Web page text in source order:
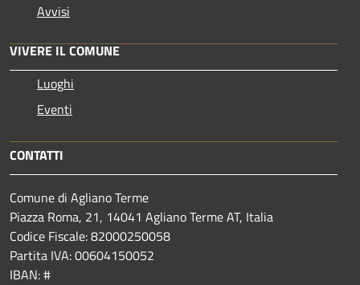
Avvisi
VIVERE IL COMUNE
Luoghi
Eventi
CONTATTI
Comune di Agliano Terme
Piazza Roma, 21, 14041 Agliano Terme AT, Italia
Codice Fiscale: 82000250058
Partita IVA: 00604150052
IBAN: #